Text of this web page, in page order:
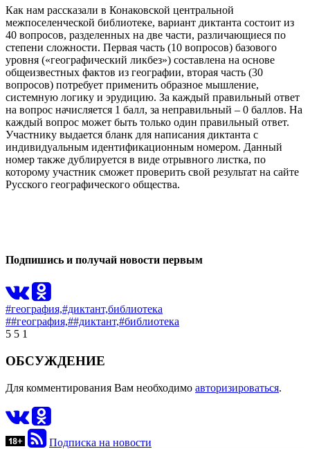
Как нам рассказали в Конаковской центральной
межпоселенческой библиотеке, вариант диктанта состоит из
40 вопросов, разделенных на две части, различающиеся по
степени сложности. Первая часть (10 вопросов) базового
уровня («географический ликбез») составлена на основе
общеизвестных фактов из географии, вторая часть (30
вопросов) потребует применить образное мышление,
системную логику и эрудицию. За каждый правильный ответ
на вопрос начисляется 1 балл, за неправильный – 0 баллов. На
каждый вопрос может быть только один правильный ответ.
Участнику выдается бланк для написания диктанта с
индивидуальным идентификационным номером. Данный
номер также дублируется в виде отрывного листка, по
которому участник сможет проверить свой результат на сайте
Русского географического общества.
Подпишись и получай новости первым
#география,#диктант,библиотека
##география,##диктант,#библиотека
5 5 1
ОБСУЖДЕНИЕ
Для комментирования Вам необходимо авторизироваться.
Подписка на новости